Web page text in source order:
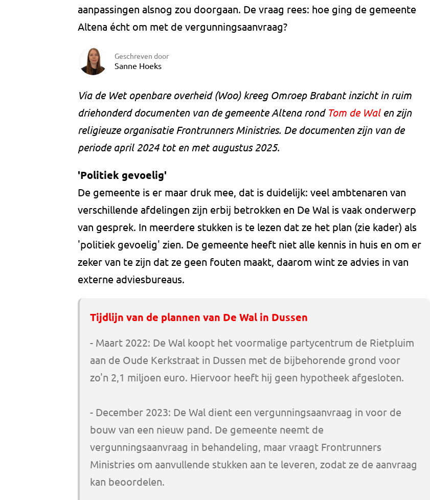
aanpassingen alsnog zou doorgaan. De vraag rees: hoe ging de gemeente
Altena écht om met de vergunningsaanvraag?
Geschreven door
Sanne Hoeks
Via de Wet openbare overheid (Woo) kreeg Omroep Brabant inzicht in ruim
driehonderd documenten van de gemeente Altena rond Tom de Walen zijn
religieuze organisatie Frontrunners Ministries. De documenten zijn van de
periode april 2024 tot en met augustus 2025.
'Politiek gevoelig'
De gemeente is er maar druk mee, dat is duidelijk: veel ambtenaren van
verschillende afdelingen zijn erbij betrokken en De Wal is vaak onderwerp
van gesprek. In meerdere stukken is te lezen dat ze het plan (zie kader) als
'politiek gevoelig' zien. De gemeente heeft niet alle kennis in huis en om er
zeker van te zijn dat ze geen fouten maakt, daarom wint ze advies in van
externe adviesbureaus.
Tijdlijn van de plannen van De Wal in Dussen
- Maart 2022: De Wal koopt het voormalige partycentrum de Rietpluim
aan de Oude Kerkstraat in Dussen met de bijbehorende grond voor
zo'n 2,1 miljoen euro. Hiervoor heeft hij geen hypotheek afgesloten.
- December 2023: De Wal dient een vergunningsaanvraag in voor de
bouw van een nieuw pand. De gemeente neemt de
vergunningsaanvraag in behandeling, maar vraagt Frontrunners
Ministries om aanvullende stukken aan te leveren, zodat ze de aanvraag
kan beoordelen.